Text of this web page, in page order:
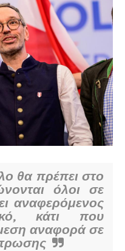
θα πρέπει στο
όλοι σε
αναφερόμενος
κάτι που
αναφορά σε